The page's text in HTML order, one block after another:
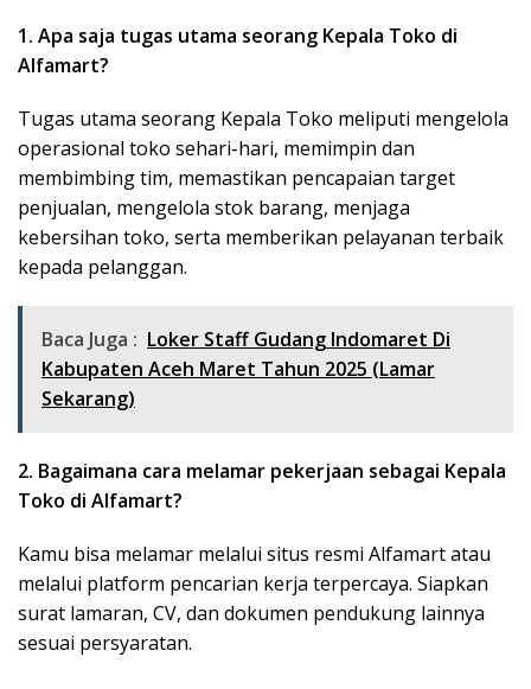
1. Apa saja tugas utama seorang Kepala Toko di
Alfamart?
Tugas utama seorang Kepala Toko meliputi mengelola
operasional toko sehari-hari, memimpin dan
membimbing tim, memastikan pencapaian target
penjualan, mengelola stok barang, menjaga
kebersihan toko, serta memberikan pelayanan terbaik
kepada pelanggan.
Baca Juga : Loker Staff Gudang Indomaret Di
Kabupaten Aceh Maret Tahun 2025 (Lamar
Sekarang)
2. Bagaimana cara melamar pekerjaan sebagai Kepala
Toko di Alfamart?
Kamu bisa melamar melalui situs resmi Alfamart atau
melalui platform pencarian kerja terpercaya. Siapkan
surat lamaran, CV, dan dokumen pendukung lainnya
sesuai persyaratan.